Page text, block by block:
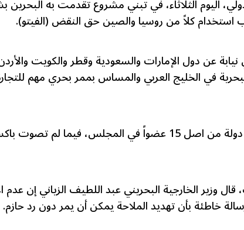
اليوم الثلاثاء، في تبني مشروع تقدمت به البحرين
كلاً من روسيا والصين حق النقض (الفيتو).
نيابة عن دول الإمارات والسعودية وقطر والكويت
في الخليج العربي والمساس بممر بحري مهم
وحظي القرار بتأييد 11 دولة من اصل 15 عضواً في المجلس، فيما لم
وزير الخارجية البحريني عبد اللطيف الزياني إن عدم
خاطئة بأن تهديد الملاحة يمكن أن يمر دون رد حازم.